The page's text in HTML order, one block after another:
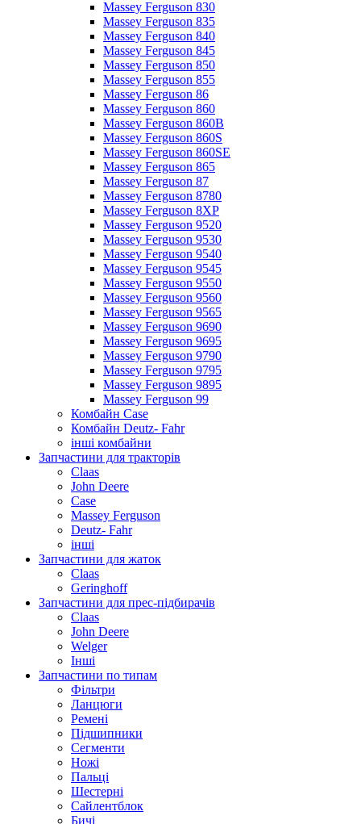
Massey Ferguson 830
Massey Ferguson 835
Massey Ferguson 840
Massey Ferguson 845
Massey Ferguson 850
Massey Ferguson 855
Massey Ferguson 86
Massey Ferguson 860
Massey Ferguson 860B
Massey Ferguson 860S
Massey Ferguson 860SE
Massey Ferguson 865
Massey Ferguson 87
Massey Ferguson 8780
Massey Ferguson 8XP
Massey Ferguson 9520
Massey Ferguson 9530
Massey Ferguson 9540
Massey Ferguson 9545
Massey Ferguson 9550
Massey Ferguson 9560
Massey Ferguson 9565
Massey Ferguson 9690
Massey Ferguson 9695
Massey Ferguson 9790
Massey Ferguson 9795
Massey Ferguson 9895
Massey Ferguson 99
Комбайн Case
Комбайн Deutz- Fahr
інші комбайни
Запчастини для тракторів
Claas
John Deere
Case
Massey Ferguson
Deutz- Fahr
інші
Запчастини для жаток
Claas
Geringhoff
Запчастини для прес-підбирачів
Claas
John Deere
Welger
Інші
Запчастини по типам
Фільтри
Ланцюги
Ремені
Підшипники
Сегменти
Ножі
Пальці
Шестерні
Сайлентблок
Бичі